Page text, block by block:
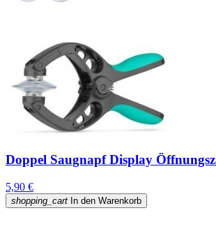
Doppel Saugnapf Display
5,90 €
shopping_cart In den Warenkorb